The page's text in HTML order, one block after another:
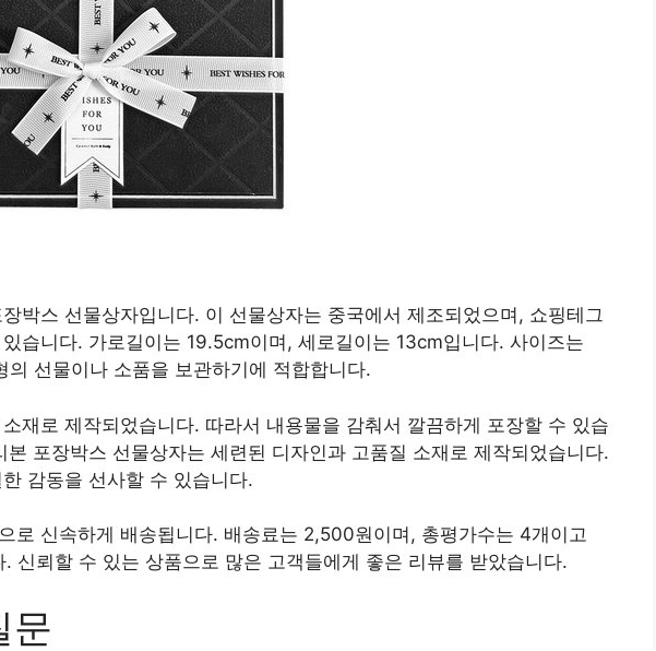
박스 선물상자입니다. 이 선물상자는 중국에서 제조되었으며, 쇼핑테그
습니다. 가로길이는 19.5cm이며, 세로길이는 13cm입니다. 사이즈는
선물이나 소품을 보관하기에 적합합니다.
재로 제작되었습니다. 따라서 내용물을 감춰서 깔끔하게 포장할 수 있습
본 포장박스 선물상자는 세련된 디자인과 고품질 소재로 제작되었습니다.
감동을 선사할 수 있습니다.
로 신속하게 배송됩니다. 배송료는 2,500원이며, 총평가수는 4개이고
신뢰할 수 있는 상품으로 많은 고객들에게 좋은 리뷰를 받았습니다.
문